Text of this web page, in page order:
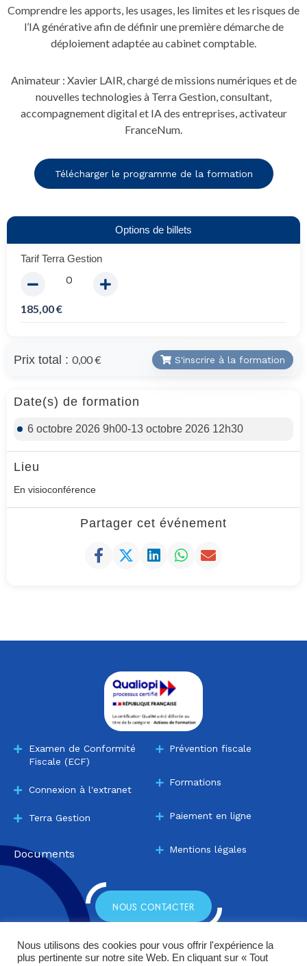
Comprendre les apports, les usages, les limites et les risques de
l’IA générative afin de définir une première démarche de
déploiement adaptée au cabinet comptable.
Animateur : Xavier LAIR, chargé de missions numériques et de
nouvelles technologies à Terra Gestion, consultant,
accompagnement digital et IA des entreprises, activateur
FranceNum.
Télécharger le programme de la formation
Options de billets
Tarif Terra Gestion
185,00€
Prix total : 0,00 € S'inscrire à la formation
Date(s) de formation
6 octobre 2026 9h00-13 octobre 2026 12h30
Lieu
En visioconférence
Partager cet événement
Examen de Conformité
Fiscale (ECF)
Connexion à l'extranet
Terra Gestion
Documents
Prévention fiscale
Formations
Paiement en ligne
Mentions légales
NOUS CONTACTER
Nous utilisons des cookies pour vous offrir l'expérience la
plus pertinente sur notre site Web. En cliquant sur « Tout